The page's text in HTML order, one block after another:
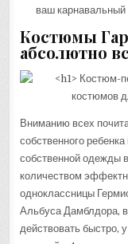
ваш карнавальный
Костюмы
абсолютно
Вниманию всех
собственного
собственной одежды
количеством
одноклассницы
Альбуса Дамблдора,
действовать быстро,